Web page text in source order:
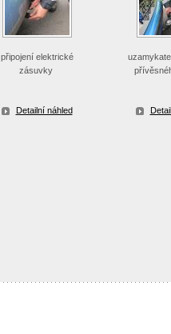
připojení elektrické
zásuvky
Detailní náhled